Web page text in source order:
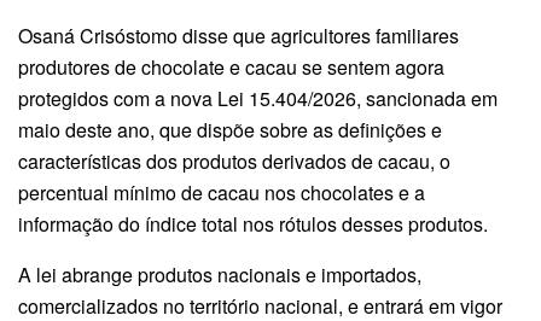
Osaná Crisóstomo disse que agricultores familiares
produtores de chocolate e cacau se sentem agora
protegidos com a nova Lei 15.404/2026, sancionada em
maio deste ano, que dispõe sobre as definições e
características dos produtos derivados de cacau, o
percentual mínimo de cacau nos chocolates e a
informação do índice total nos rótulos desses produtos.
A lei abrange produtos nacionais e importados,
comercializados no território nacional, e entrará em vigor